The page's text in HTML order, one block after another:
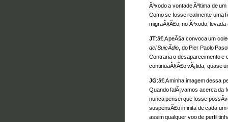
Ãªxodo a vontade Ãºltima de
Como se fosse realmente uma
migraÃ§Ã£o, no Ãªxodo,
JT:â€‚A peÃ§a convoca um
del SuicÃ­dio , do Pier Paolo
Contraria o desaparecimento e
continuaÃ§Ã£o vÃ¡lida, quase
JG:â€‚A minha imagem dessa
Quando falÃ¡vamos acerca da
nunca pensei que fosse
suspensÃ£o infinita de cada
assim qualquer voo de perfil